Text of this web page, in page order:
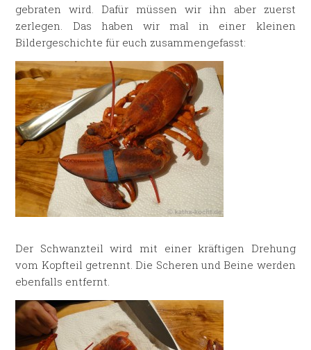
gebraten wird. Dafür müssen wir ihn aber zuerst
zerlegen. Das haben wir mal in einer kleinen
Bildergeschichte für euch zusammengefasst:
Der Schwanzteil wird mit einer kräftigen Drehung
vom Kopfteil getrennt. Die Scheren und Beine werden
ebenfalls entfernt.